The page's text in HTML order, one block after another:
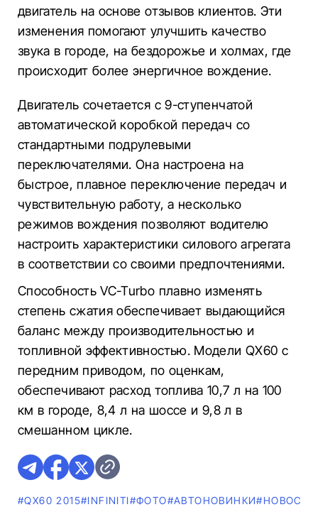
двигатель на основе отзывов клиентов. Эти
изменения помогают улучшить качество
звука в городе, на бездорожье и холмах, где
происходит более энергичное вождение.
Двигатель сочетается с 9-ступенчатой
автоматической коробкой передач со
стандартными подрулевыми
переключателями. Она настроена на
быстрое, плавное переключение передач и
чувствительную работу, а несколько
режимов вождения позволяют водителю
настроить характеристики силового агрегата
в соответствии со своими предпочтениями.
Способность VC-Turbo плавно изменять
степень сжатия обеспечивает выдающийся
баланс между производительностью и
топливной эффективностью. Модели QX60 с
передним приводом, по оценкам,
обеспечивают расход топлива 10,7 л на 100
км в городе, 8,4 л на шоссе и 9,8 л в
смешанном цикле.
#QX60 2015#INFINITI#ФОТО#AВТОНОВИНКИ#НОВОСТИ